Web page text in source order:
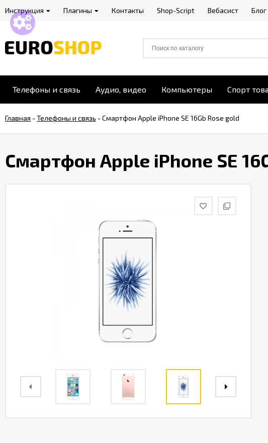
Инструкция Плагины Контакты Shop-Script Вебасист Блог
Телефоны и связь Аудио, видео Компьютеры Спорт
Главная -Телефоны и связь -Смартфон Apple iPhone SE 16Gb Rose gold
Смартфон Apple iPhone SE